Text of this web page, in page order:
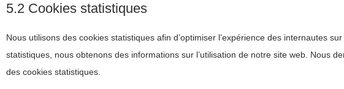
5.2 Cookies statistiques
Nous utilisons des cookies statistiques afin d’optimiser l’expérience des internautes
statistiques, nous obtenons des informations sur l’utilisation de notre site web. Nous
des cookies statistiques.